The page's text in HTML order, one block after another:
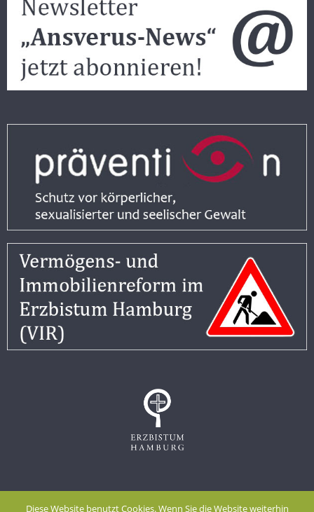
Impressum
Datenschutzerklärung
Diese Website benutzt Cookies. Wenn Sie die Website weiterhin